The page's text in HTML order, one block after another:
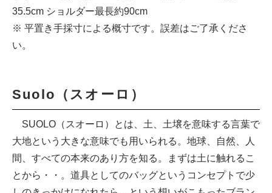
35.5cm ショルダー最長約90cm
※ 平置き手採寸による概寸です。誤差はご了承くださ
い。
Suolo（スオーロ）
SUOLO（スオーロ）とは、土、土壌を意味する言葉で
大地という大きな意味でも用いられる。地球、自然、人
間、すべての本来のあり方を知る。まずは土に触れるこ
とから・・。道具としてのバッグというコンセプトで少